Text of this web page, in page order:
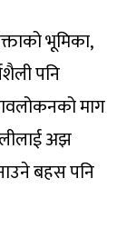
भूमिका,
पनि
माग
अझ
बहस पनि